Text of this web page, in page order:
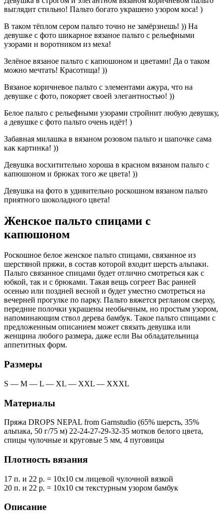
выглядит стильно! Пальто богато украшено узором коса! )
В таком тёплом сером пальто точно не замёрзнешь! )) На
девушке с фото шикарное вязаное пальто с рельефными
узорами и воротником из меха!
Зелёное вязаное пальто с капюшоном и цветами! Да о таком
можно мечтать! Красотища! ))
Вязаное коричневое пальто с элементами ажура, что на
девушке с фото, покоряет своей элегантностью! ))
Белое пальто с рельефными узорами стройнит любую девушку,
а девушке с фото пальто очень идёт! )
Забавная милашка в вязаном розовом пальто и шапочке сама
как картинка! ))
Девушка восхитительно хороша в красном вязаном пальто с
капюшоном и брюках того же цвета! ))
Девушка на фото в удивительно роскошном вязаном пальто
приятного шоколадного цвета!
Женское пальто спицами с
капюшоном
Роскошное белое женское пальто спицами, связанное из
шерстяной пряжи, в состав которой входит шерсть альпаки.
Пальто связанное спицами будет отлично смотреться как с
юбкой, так и с брюками. Такая вещь согреет Вас ранней
осенью или поздней весной и будет уместно смотреться на
вечерней прогулке по парку. Пальто вяжется регланом сверху,
передние полочки украшены необычным, но простым узором,
напоминающим ствол дерева бамбук. Такое пальто спицами с
предложенным описанием может связать девушка или
женщина любого размера, даже если Вы обладательница
аппетитных форм.
Размеры
S — M — L — XL — XXL — XXXL
Материалы
Пряжа DROPS NEPAL from Garnstudio (65% шерсть, 35%
альпака, 50 г/75 м) 22-24-27-29-32-35 мотков белого цвета,
спицы чулочные и круговые 5 мм, 4 пуговицы
Плотность вязания
17 п. и 22 р. = 10х10 см лицевой чулочной вязкой
20 п. и 22 р. = 10х10 см текстурным узором бамбук
Описание